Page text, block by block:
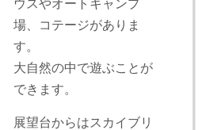
ウスやオートキャンプ
場、コテージがありま
す。
大自然の中で遊ぶことが
できます。
展望台からはスカイブリ